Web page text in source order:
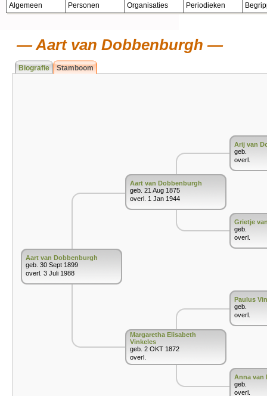
Algemeen Personen Organisaties Periodieken
Aart van Dobbenburgh
Biografie Stamboom
Aart van Dobbenburgh
geb. 30 Sept 1899
overl. 3 Juli 1988
Aart van Dobbenburgh
geb. 21 Aug 1875
overl. 1 Jan 1944
Margaretha Elisabeth
Vinkeles
geb. 2 OKT 1872
overl.
Arij van
geb.
overl.
Grietje
geb.
overl.
Paulus
geb.
overl.
Anna van
geb.
overl.